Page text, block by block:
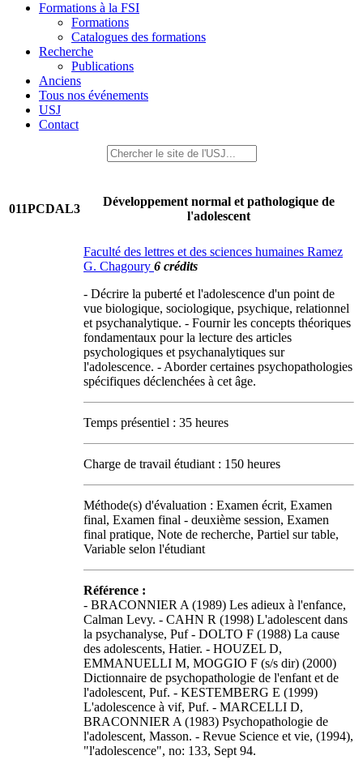
Formations à la FSI
Formations
Catalogues des formations
Recherche
Publications
Anciens
Tous nos événements
USJ
Contact
011PCDAL3
Développement normal et pathologique de
l'adolescent
Faculté des lettres et des sciences humaines Ramez
G. Chagoury 6 crédits
- Décrire la puberté et l'adolescence d'un point de
vue biologique, sociologique, psychique, relationnel
et psychanalytique. - Fournir les concepts théoriques
fondamentaux pour la lecture des articles
psychologiques et psychanalytiques sur
l'adolescence. - Aborder certaines psychopathologies
spécifiques déclenchées à cet âge.
Temps présentiel : 35 heures
Charge de travail étudiant : 150 heures
Méthode(s) d'évaluation : Examen écrit, Examen
final, Examen final - deuxième session, Examen
final pratique, Note de recherche, Partiel sur table,
Variable selon l'étudiant
Référence :
- BRACONNIER A (1989) Les adieux à l'enfance,
Calman Levy. - CAHN R (1998) L'adolescent dans
la psychanalyse, Puf - DOLTO F (1988) La cause
des adolescents, Hatier. - HOUZEL D,
EMMANUELLI M, MOGGIO F (s/s dir) (2000)
Dictionnaire de psychopathologie de l'enfant et de
l'adolescent, Puf. - KESTEMBERG E (1999)
L'adolescence à vif, Puf. - MARCELLI D,
BRACONNIER A (1983) Psychopathologie de
l'adolescent, Masson. - Revue Science et vie, (1994),
"l'adolescence", no: 133, Sept 94.